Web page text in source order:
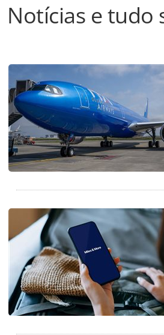
Notícias e tudo